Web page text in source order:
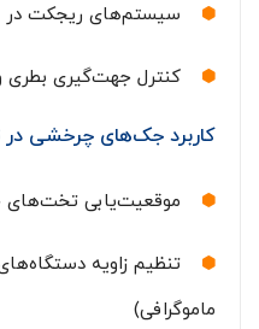
سیستم‌های ریجکت در
کنترل جهت‌گیری بطری
کاربرد جک‌های چرخشی در
موقعیت‌یابی تخت‌های
ماموگرافی)